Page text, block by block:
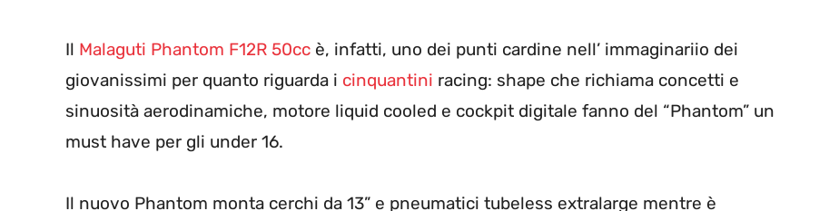
Il Malaguti Phantom F12R 50cc è, infatti, uno dei punti cardine nell’ immaginariio dei
giovanissimi per quanto riguarda i cinquantini racing: shape che richiama concetti e
sinuosità aerodinamiche, motore liquid cooled e cockpit digitale fanno del “Phantom” un
must have per gli under 16.
Il nuovo Phantom monta cerchi da 13” e pneumatici tubeless extralarge mentre è